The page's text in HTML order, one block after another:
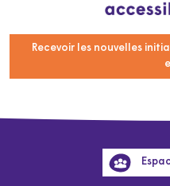
Recevoir les nouvelles